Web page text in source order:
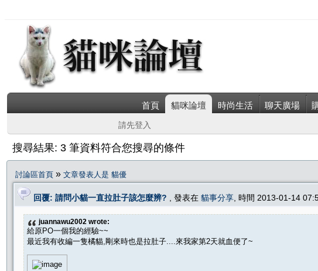
首頁 貓咪論壇 時尚生活 聊天廣場
請先登入
搜尋結果: 3 筆資料符合您搜尋的條件
討論區首頁 » 文章發表人是 貓優
回覆: 請問小貓一直拉肚子該怎麼辨? , 發表在 貓事分享 , 時間 2013-01-14
juannawu2002 wrote:
給原PO一個我的經驗~~
最近我有收編一隻橘貓,剛來時也是拉肚子....來我家第2天就血便了~